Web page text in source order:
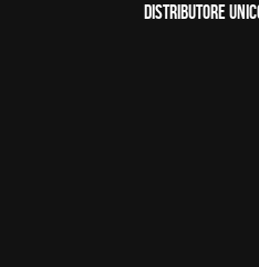
Distributore